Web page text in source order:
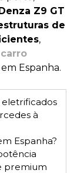
Z9 GT
de
,
Espanha.
eletrificados
à
Espanha?
premium